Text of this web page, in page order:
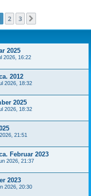
2 3
2025
2026, 16:22
2012
2026, 18:32
2025
2026, 18:32
21:51
Februar 2023
2026, 21:37
2023
2026, 20:30